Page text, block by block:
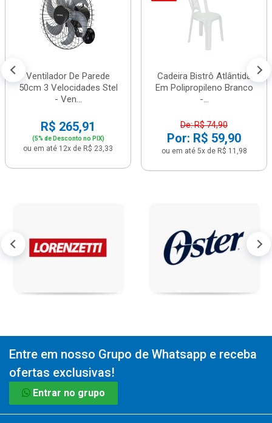
Ventilador De Parede
50cm 3 Velocidades Stel
- Ven...
R$ 265,91
(5% de Desconto no PIX)
ou em até 12x de R$ 23,33
Cadeira Bistrô Atlântida
Em Polipropileno Branco
-...
De: R$ 74,90
Por: R$ 59,90
ou em até 5x de R$ 11,98
Entre em nosso Grupo de Whatsapp e receba
ofertas exclusivas!
Entrar no grupo